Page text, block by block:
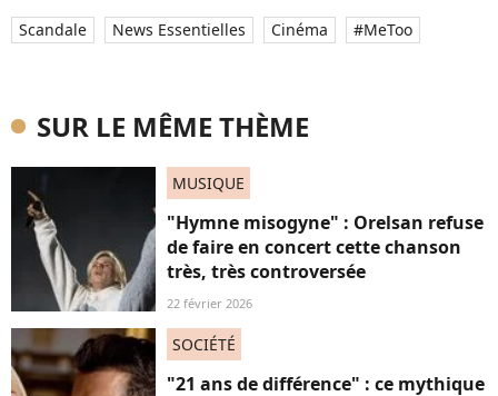
Scandale News Essentielles Cinéma #MeToo
SUR LE MÊME THÈME
MUSIQUE
"Hymne misogyne" : Orelsan refuse
de faire en concert cette chanson
très, très controversée
22 février 2026
SOCIÉTÉ
"21 ans de différence" : ce mythique